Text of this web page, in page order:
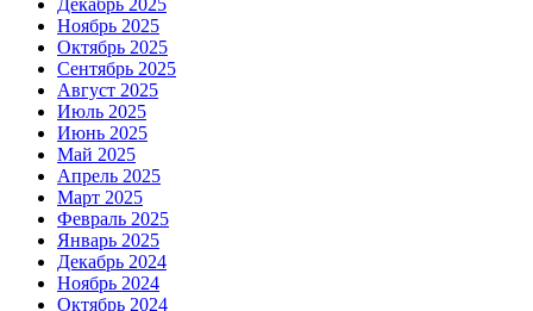
Ноябрь 2025
Октябрь 2025
Сентябрь 2025
Август 2025
Июль 2025
Июнь 2025
Май 2025
Апрель 2025
Март 2025
Февраль 2025
Январь 2025
Декабрь 2024
Ноябрь 2024
Октябрь 2024